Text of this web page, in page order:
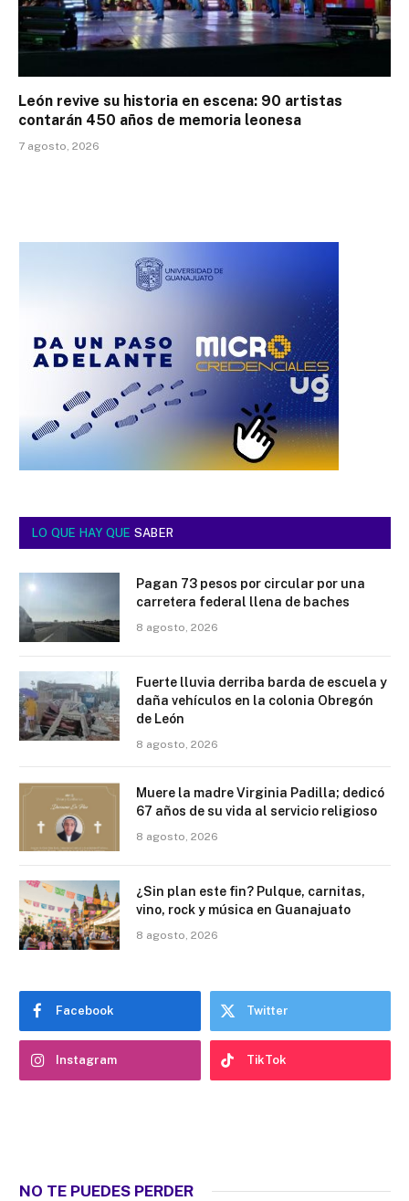
León revive su historia en escena: 90 artistas
contarán 450 años de memoria leonesa
7 agosto, 2026
LO QUE HAY QUE SABER
Pagan 73 pesos por circular por una
carretera federal llena de baches
8 agosto, 2026
Fuerte lluvia derriba barda de escuela y
daña vehículos en la colonia Obregón
de León
8 agosto, 2026
Muere la madre Virginia Padilla; dedicó
67 años de su vida al servicio religioso
8 agosto, 2026
¿Sin plan este fin? Pulque, carnitas,
vino, rock y música en Guanajuato
8 agosto, 2026
Facebook Twitter
Instagram TikTok
NO TE PUEDES PERDER